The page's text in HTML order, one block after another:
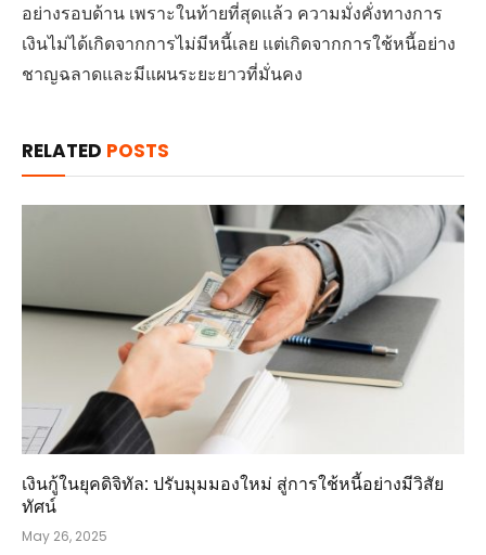
อย่างรอบด้าน เพราะในท้ายที่สุดแล้ว ความมั่งคั่งทางการ
เงินไม่ได้เกิดจากการไม่มีหนี้เลย แต่เกิดจากการใช้หนี้อย่าง
ชาญฉลาดและมีแผนระยะยาวที่มั่นคง
RELATED POSTS
เงินกู้ในยุคดิจิทัล: ปรับมุมมองใหม่ สู่การใช้หนี้อย่างมีวิสัย
ทัศน์
May 26, 2025